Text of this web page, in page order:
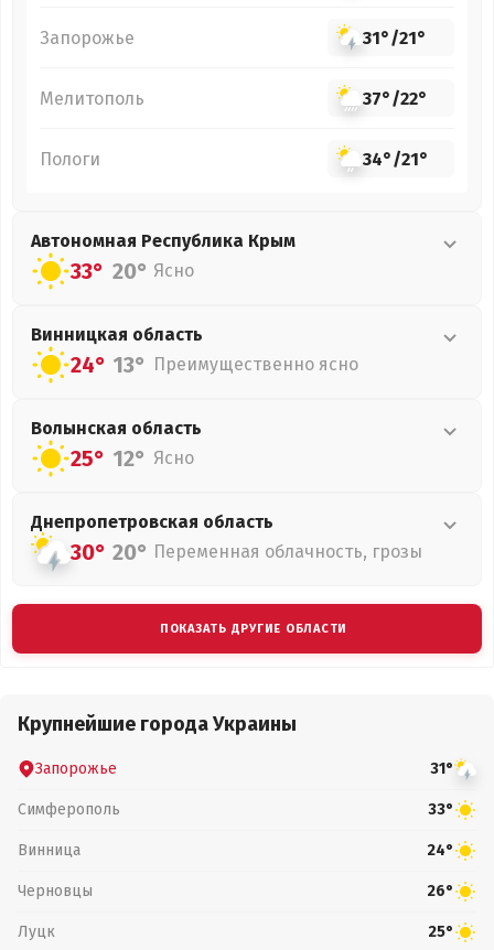
Запорожье 31°/21°
Мелитополь 37°/22°
Пологи 34°/21°
Автономная Республика Крым
33° 20° Ясно
Винницкая область
24° 13° Преимущественно ясно
Волынская область
25° 12° Ясно
Днепропетровская область
30° 20° Переменная облачность, грозы
ПОКАЗАТЬ ДРУГИЕ ОБЛАСТИ
Крупнейшие города Украины
Запорожье 31°
Симферополь 33°
Винница 24°
Черновцы 26°
Луцк 25°